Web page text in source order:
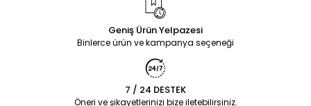
Geniş Ürün Yelpazesi
Binlerce ürün ve kampanya seçeneği
7 / 24 DESTEK
Öneri ve şikayetlerinizi bize iletebilirsiniz.